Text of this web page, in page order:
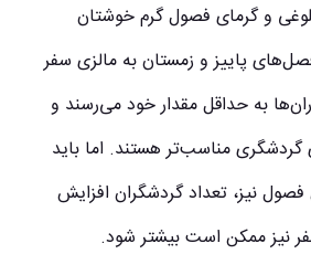
و گرمای فصول گرم خوشتان
پاییز و زمستان به مالزی سفر
به حداقل مقدار خود می‌رسند و
مناسب‌تر هستند. اما باید
نیز، تعداد گردشگران افزایش
نیز ممکن است بیشتر شود.